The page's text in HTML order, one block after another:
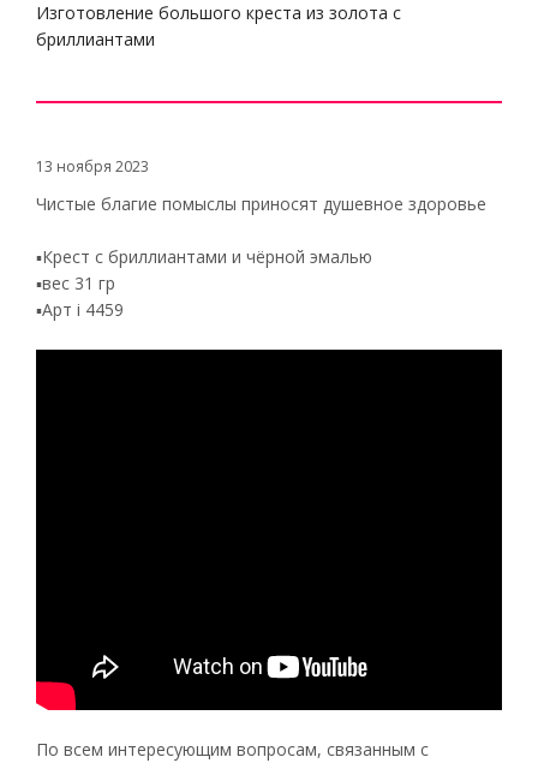
Изготовление большого креста из золота с
бриллиантами
13 ноября 2023
Чистые благие помыслы приносят душевное здоровье
▪️Крест с бриллиантами и чёрной эмалью
▪️вес 31 гр
▪️Арт i 4459
По всем интересующим вопросам, связанным с